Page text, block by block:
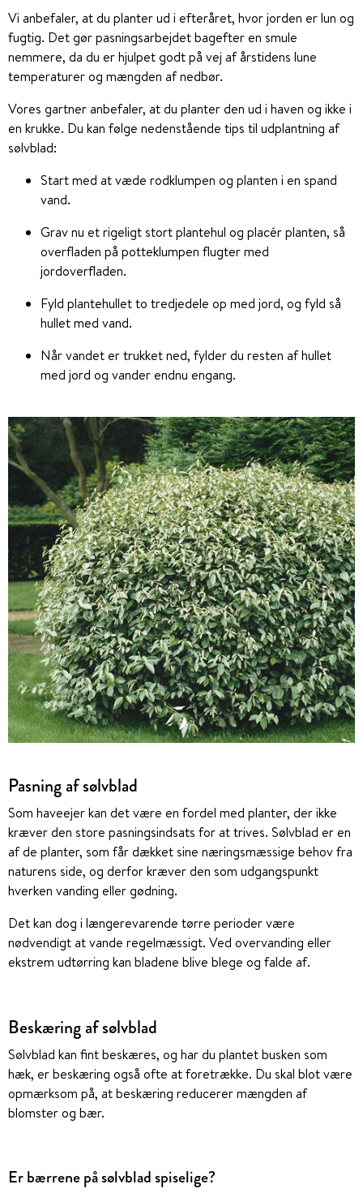
Vi anbefaler, at du planter ud i efteråret, hvor jorden er lun og
fugtig. Det gør pasningsarbejdet bagefter en smule
nemmere, da du er hjulpet godt på vej af årstidens lune
temperaturer og mængden af nedbør.
Vores gartner anbefaler, at du planter den ud i haven og ikke i
en krukke. Du kan følge nedenstående tips til udplantning af
sølvblad:
Start med at væde rodklumpen og planten i en spand
vand.
Grav nu et rigeligt stort plantehul og placér planten, så
overfladen på potteklumpen flugter med
jordoverfladen.
Fyld plantehullet to tredjedele op med jord, og fyld så
hullet med vand.
Når vandet er trukket ned, fylder du resten af hullet
med jord og vander endnu engang.
Pasning af sølvblad
Som haveejer kan det være en fordel med planter, der ikke
kræver den store pasningsindsats for at trives. Sølvblad er en
af de planter, som får dækket sine næringsmæssige behov fra
naturens side, og derfor kræver den som udgangspunkt
hverken vanding eller gødning.
Det kan dog i længerevarende tørre perioder være
nødvendigt at vande regelmæssigt. Ved overvanding eller
ekstrem udtørring kan bladene blive blege og falde af.
Beskæring af sølvblad
Sølvblad kan fint beskæres, og har du plantet busken som
hæk, er beskæring også ofte at foretrække. Du skal blot være
opmærksom på, at beskæring reducerer mængden af
blomster og bær.
Er bærrene på sølvblad spiselige?